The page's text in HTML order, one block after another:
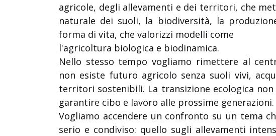
agricole, degli allevamenti e dei territori, che
naturale dei suoli, la biodiversità, la
forma di vita, che valorizzi modelli come
l'agricoltura biologica e biodinamica.
Nello stesso tempo vogliamo rimettere al
non esiste futuro agricolo senza suoli vivi,
territori sostenibili. La transizione ecologica non
garantire cibo e lavoro alle prossime generazioni.
Vogliamo accendere un confronto su un tema
serio e condiviso: quello sugli allevamenti